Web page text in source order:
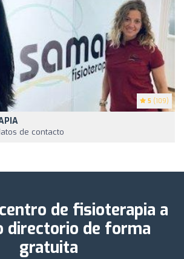
5 (109)
de contacto
de fisioterapia a
directorio de forma
gratuita